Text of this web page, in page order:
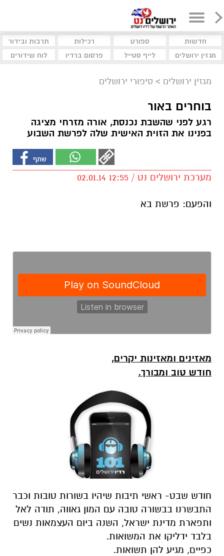
חדשות ספורט רכילות
תרבות ובידור
מגזין ירושלים
לייף סטייל פרסום ברדיו לוח שידורים
מגזין ירושלים > סיפורי ירושלים
בוחרים באור
רגע לפני שהשבת נכנסת, אורה מזרחי מציגה
בפנינו את הזוית האישית שלה לפרשת השבוע
מערכת ירושלים נט / 12:55 02.01.14
והפעם: פרשת בא
מאזינים ומאזינות יקרים,
חודש טוב ומבורך.
חודש שבט- ראשי תיבות שיהיו בשורות טובות וכבר
התבשרנו בבשורה טובה עם המון גאווה, תודה לאל
ותפארת מדינת ישראל, השנה ביום העצמאות נשים
בלבד ידליקו את המשואות.
כפיים, מגיע להן תשואות.